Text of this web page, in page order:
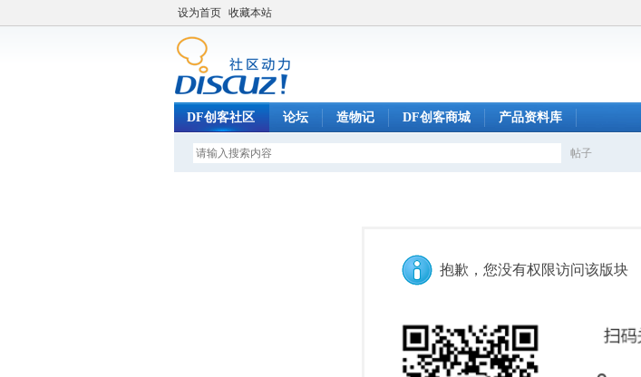
设为首页 收藏本站
DF创客社区 论坛 造物记 DF创客商城 产品资料库
帖子
抱歉，您没有权限访问该版块